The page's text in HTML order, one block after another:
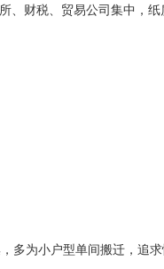
、财税、贸易公司集中，
多为小户型单间搬迁，追求